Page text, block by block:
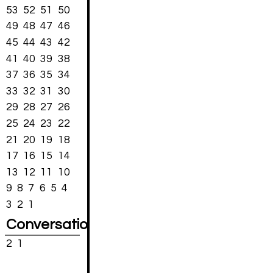
53
52 51
50
49 48 47 46
45 44 43
42
41
40 39 38
37 36 35 34
33 32 31
30
29 28 27
26
25 24 23
22
21
20 19
18
17
16 15
14
13
12 11
10
9 8 7 6 5 4
3
2 1
Conversations
2 1